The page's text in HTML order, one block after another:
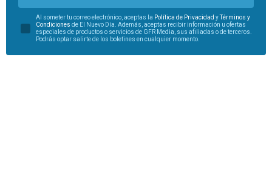
Al someter tu correo electrónico, aceptas la Política de Privacidad yTérminos y
Condiciones de El Nuevo Día. Además, aceptas recibir información u ofertas
especiales de productos o servicios de GFR Media, sus afiliadas o de terceros.
Podrás optar salirte de los boletines en cualquier momento.